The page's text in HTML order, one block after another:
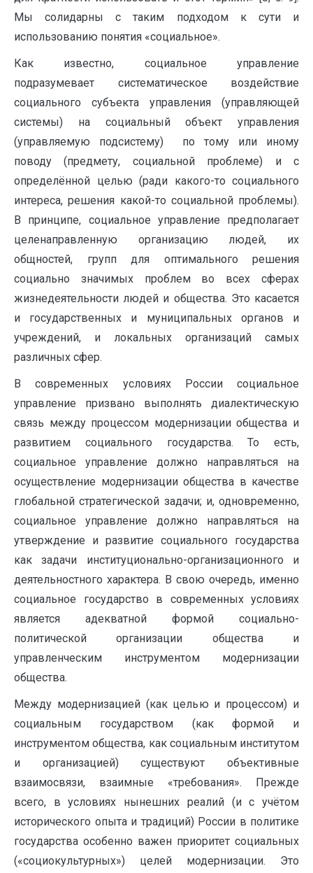
Мы солидарны с таким подходом к сути и
использованию понятия «социальное».
Как известно, социальное управление
подразумевает систематическое воздействие
социального субъекта управления (управляющей
системы) на социальный объект управления
(управляемую подсистему) по тому или иному
поводу (предмету, социальной проблеме) и с
определённой целью (ради какого-то социального
интереса, решения какой-то социальной проблемы).
В принципе, социальное управление предполагает
целенаправленную организацию людей, их
общностей, групп для оптимального решения
социально значимых проблем во всех сферах
жизнедеятельности людей и общества. Это касается
и государственных и муниципальных органов и
учреждений, и локальных организаций самых
различных сфер.
В современных условиях России социальное
управление призвано выполнять диалектическую
связь между процессом модернизации общества и
развитием социального государства. То есть,
социальное управление должно направляться на
осуществление модернизации общества в качестве
глобальной стратегической задачи; и, одновременно,
социальное управление должно направляться на
утверждение и развитие социального государства
как задачи институционально-организационного и
деятельностного характера. В свою очередь, именно
социальное государство в современных условиях
является адекватной формой социально-
политической организации общества и
управленческим инструментом модернизации
общества.
Между модернизацией (как целью и процессом) и
социальным государством (как формой и
инструментом общества, как социальным институтом
и организацией) существуют объективные
взаимосвязи, взаимные «требования». Прежде
всего, в условиях нынешних реалий (и с учётом
исторического опыта и традиций) России в политике
государства особенно важен приоритет социальных
(«социокультурных») целей модернизации. Это